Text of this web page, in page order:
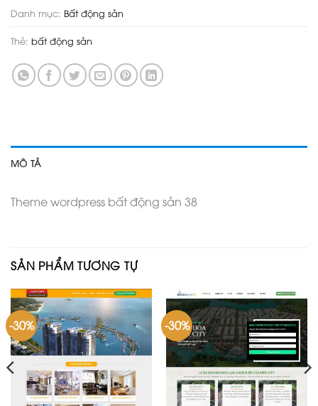
Danh mục: Bất động sản
Thẻ: bất động sản
MÔ TẢ
Theme wordpress bất động sản 38
SẢN PHẨM TƯƠNG TỰ
-30% -30%